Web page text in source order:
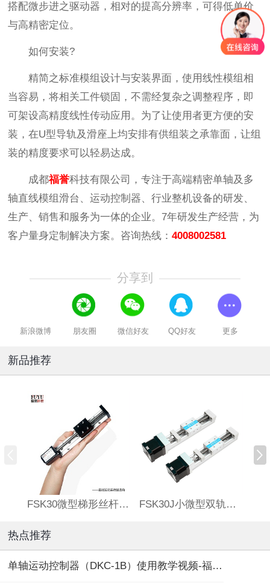
搭配微步进之驱动器，相对的提高分辨率，可得低单价
与高精密定位。
如何安装?
精简之标准模组设计与安装界面，使用线性模组相
当容易，将相关工件锁固，不需经复杂之调整程序，即
可架设高精度线性传动应用。为了让使用者更方便的安
装，在U型导轨及滑座上均安排有供组装之承靠面，让组
装的精度要求可以轻易达成。
成都福誉科技有限公司，专注于高端精密单轴及多
轴直线模组滑台、运动控制器、行业整机设备的研发、
生产、销售和服务为一体的企业。7年研发生产经营，为
客户量身定制解决方案。咨询热线： 4008002581
分享到
新浪微博 朋友圈 微信好友 QQ好友 更多
新品推荐
FSK30微型梯形丝杆滑台 FSK30J小微型双轨丝杆直线模组
热点推荐
单轴运动控制器（DKC-1B）使用教学视频-福誉专用